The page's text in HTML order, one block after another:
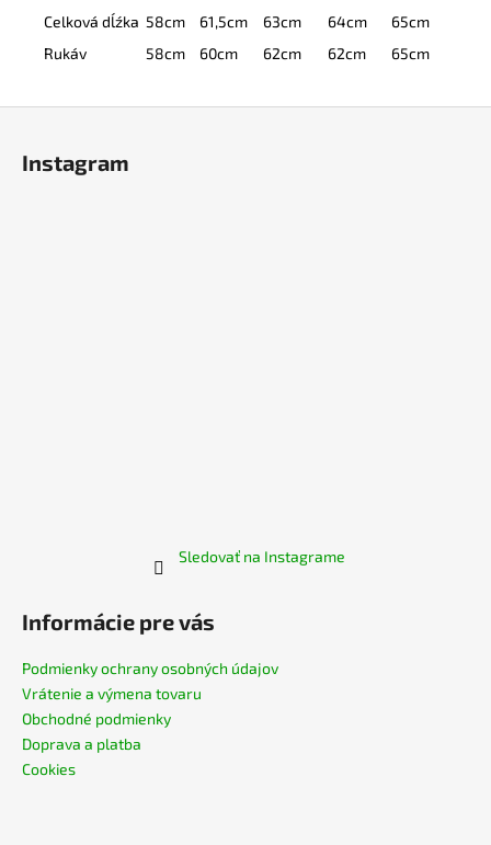
Celková dĺźka 58cm 61,5cm 63cm 64cm
65cm
Rukáv
58cm 60cm 62cm 62cm 65cm
Instagram
Sledovať na Instagrame
Informácie pre vás
Podmienky ochrany osobných údajov
Vrátenie a výmena tovaru
Obchodné podmienky
Doprava a platba
Cookies